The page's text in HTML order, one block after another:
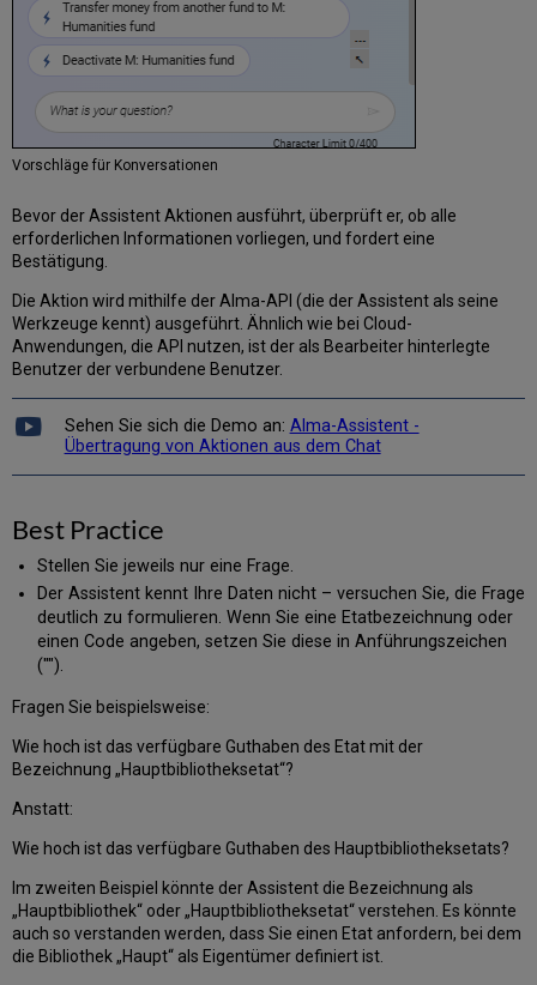
Vorschläge für Konversationen
Bevor der Assistent Aktionen ausführt, überprüft er, ob alle
erforderlichen Informationen vorliegen, und fordert eine
Bestätigung.
Die Aktion wird mithilfe der Alma-API (die der Assistent als seine
Werkzeuge kennt) ausgeführt. Ähnlich wie bei Cloud-
Anwendungen, die API nutzen, ist der als Bearbeiter hinterlegte
Benutzer der verbundene Benutzer.
Sehen Sie sich die Demo an: Alma-Assistent -
Übertragung von Aktionen aus dem Chat
Best Practice
Stellen Sie jeweils nur eine Frage.
Der Assistent kennt Ihre Daten nicht – versuchen Sie, die Frage
deutlich zu formulieren. Wenn Sie eine Etatbezeichnung oder
einen Code angeben, setzen Sie diese in Anführungszeichen
("").
Fragen Sie beispielsweise:
Wie hoch ist das verfügbare Guthaben des Etat mit der
Bezeichnung „Hauptbibliotheksetat“?
Anstatt:
Wie hoch ist das verfügbare Guthaben des Hauptbibliotheksetats?
Im zweiten Beispiel könnte der Assistent die Bezeichnung als
„Hauptbibliothek“ oder „Hauptbibliotheksetat“ verstehen. Es könnte
auch so verstanden werden, dass Sie einen Etat anfordern, bei dem
die Bibliothek „Haupt“ als Eigentümer definiert ist.